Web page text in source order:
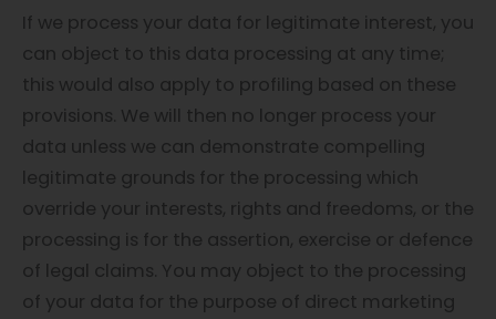
If we process your data for legitimate interest, you
can object to this data processing at any time;
this would also apply to profiling based on these
provisions. We will then no longer process your
data unless we can demonstrate compelling
legitimate grounds for the processing which
override your interests, rights and freedoms, or the
processing is for the assertion, exercise or defence
of legal claims. You may object to the processing
of your data for the purpose of direct marketing